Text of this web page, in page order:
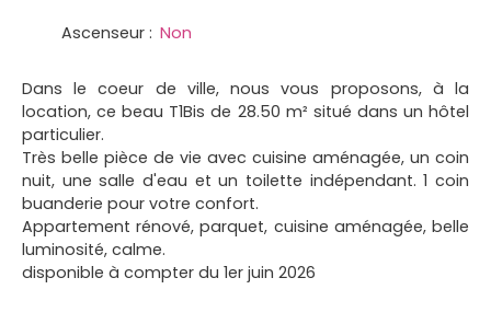
Ascenseur : Non
Dans le coeur de ville, nous vous proposons, à la
location, ce beau T1Bis de 28.50 m² situé dans un hôtel
particulier.
Très belle pièce de vie avec cuisine aménagée, un coin
nuit, une salle d'eau et un toilette indépendant. 1 coin
buanderie pour votre confort.
Appartement rénové, parquet, cuisine aménagée, belle
luminosité, calme.
disponible à compter du 1er juin 2026